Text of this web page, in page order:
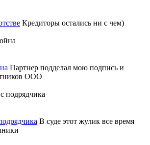
Кредиторы остались ни с чем)
Партнер подделал мою подпись и
ООО
В суде этот жулик все время